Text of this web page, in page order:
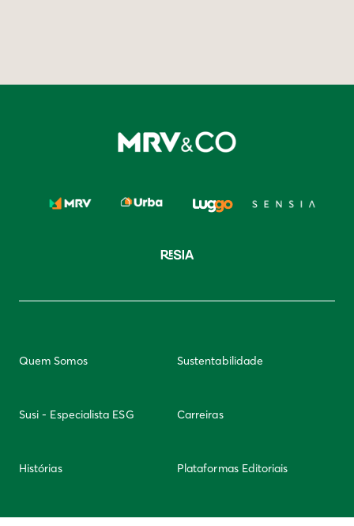
Quem Somos Sustentabilidade
Susi - Especialista ESG Carreiras
Histórias Plataformas Editoriais
Newsletter Integridade